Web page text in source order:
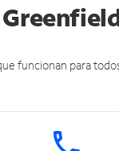
funcionan para